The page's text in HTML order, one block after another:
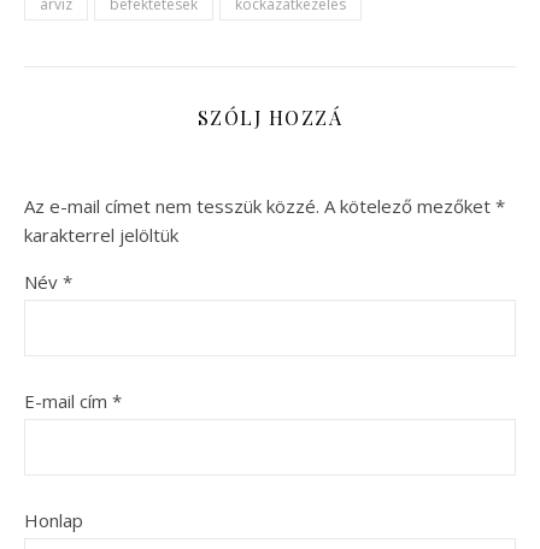
árvíz befektetések kockázatkezelés
SZÓLJ HOZZÁ
Az e-mail címet nem tesszük közzé. A kötelező mezőket *
karakterrel jelöltük
Név *
E-mail cím *
Honlap